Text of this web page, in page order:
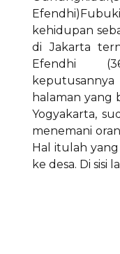
kehidupan
di Jakarta
Efendhi
halaman yang
Yogyakarta,
menemani
Hal itulah
ke desa. Di sisi